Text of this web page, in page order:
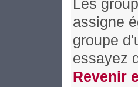
Les
assigne
groupe
essayez
Revenir